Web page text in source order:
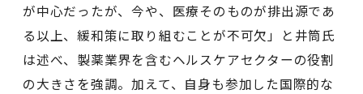
が中心だったが、今や、医療そのものが排出源であ
る以上、緩和策に取り組むことが不可欠」と井筒氏
は述べ、製薬業界を含むヘルスケアセクターの役割
の大きさを強調。加えて、自身も参加した国際的な